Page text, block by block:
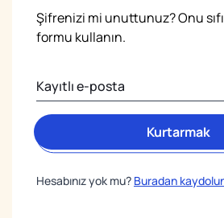
Şifrenizi mi unuttunuz? Onu
formu kullanın.
Kurtarmak
Hesabınız yok mu? Buradan